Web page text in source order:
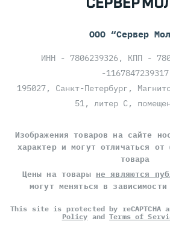
ООО “Сервер
ИНН - 7806239326, КПП -
-1167847239317
195027, Санкт-Петербург,
51, литер С,
Изображения товаров на сайте
характер и могут отличаться от
товара
Цены на товары не являются
могут меняться в
This site is protected by reCAPTCHA
Policy andTerms of